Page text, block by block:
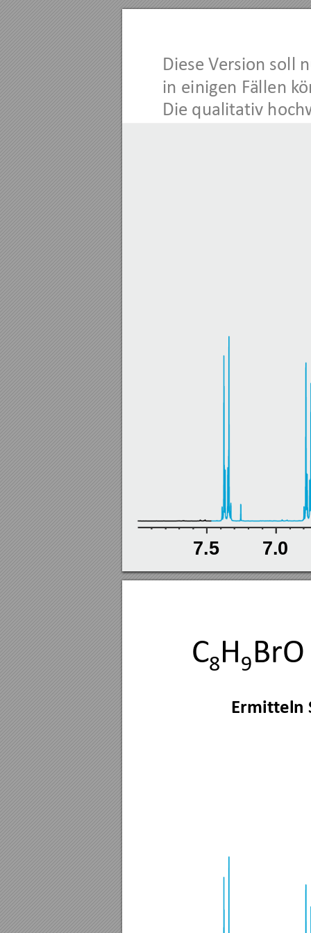
7.5 7.0
Diese Version soll
in einigen Fällen k
Die qualitativ
C8H9
Ermitteln